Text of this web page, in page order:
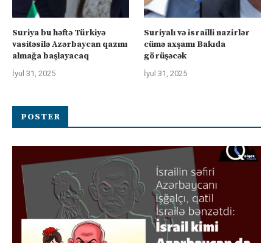
Suriya bu həftə Türkiyə
vasitəsilə Azərbaycan qazını
almağa başlayacaq
İyul 31, 2025
Suriyalı və israilli nazirlər
cümə axşamı Bakıda
görüşəcək
İyul 31, 2025
POSTER